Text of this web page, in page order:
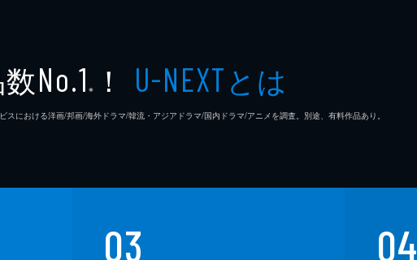
No.1 ※ ！ U-NEXTとは
における洋画/邦画/海外ドラマ/韓流・アジアドラマ/国内ドラマ/アニメを調査。別途、有料作品あり。
03 04